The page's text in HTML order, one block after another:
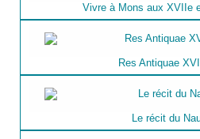
Vivre à Mons aux XVIIe
Res Antiquae
Le récit du